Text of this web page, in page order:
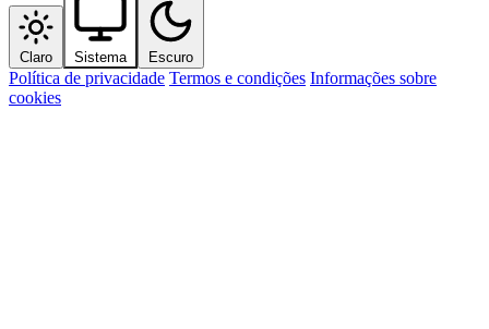
Claro Sistema Escuro
Política de privacidade Termos e condições Informações sobre
cookies